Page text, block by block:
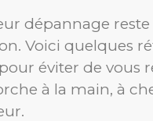
dépannage reste
Voici quelques
éviter de vous
à la main, à